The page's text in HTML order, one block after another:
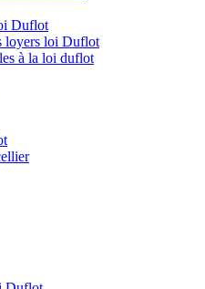
Duflot
loyers loi Duflot
à la loi duflot